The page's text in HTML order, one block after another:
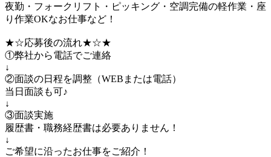
夜勤・フォークリフト・ピッキング・空調完備の軽作業・座
り作業OKなお仕事など！
★☆応募後の流れ★☆★
①弊社から電話でご連絡
↓
②面談の日程を調整（WEBまたは電話）
当日面談も可♪
↓
③面談実施
履歴書・職務経歴書は必要ありません！
↓
ご希望に沿ったお仕事をご紹介！